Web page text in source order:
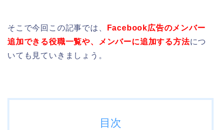
そこで今回この記事では、
Facebook広告のメンバー
追加できる役職一覧や、メンバーに追加する方法につ
いても見ていきましょう。
目次